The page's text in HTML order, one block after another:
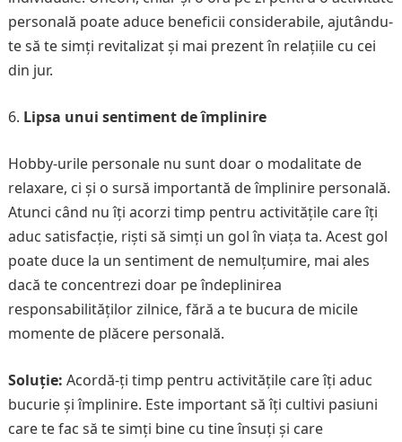
personală poate aduce beneficii considerabile, ajutându-
te să te simți revitalizat și mai prezent în relațiile cu cei
din jur.
Lipsa unui sentiment de împlinire
Hobby-urile personale nu sunt doar o modalitate de
relaxare, ci și o sursă importantă de împlinire personală.
Atunci când nu îți acorzi timp pentru activitățile care îți
aduc satisfacție, riști să simți un gol în viața ta. Acest gol
poate duce la un sentiment de nemulțumire, mai ales
dacă te concentrezi doar pe îndeplinirea
responsabilităților zilnice, fără a te bucura de micile
momente de plăcere personală.
Soluție: Acordă-ți timp pentru activitățile care îți aduc
bucurie și împlinire. Este important să îți cultivi pasiuni
care te fac să te simți bine cu tine însuți și care